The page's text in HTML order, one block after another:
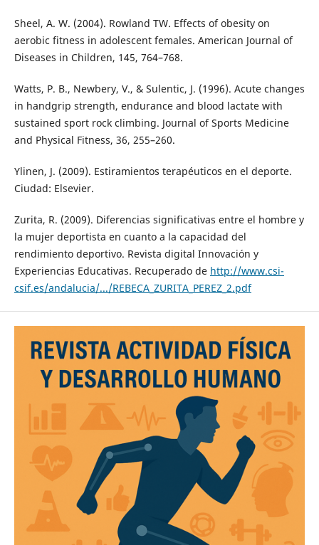
Sheel, A. W. (2004). Rowland TW. Effects of obesity on
aerobic fitness in adolescent females. American Journal of
Diseases in Children, 145, 764–768.
Watts, P. B., Newbery, V., & Sulentic, J. (1996). Acute changes
in handgrip strength, endurance and blood lactate with
sustained sport rock climbing. Journal of Sports Medicine
and Physical Fitness, 36, 255–260.
Ylinen, J. (2009). Estiramientos terapéuticos en el deporte.
Ciudad: Elsevier.
Zurita, R. (2009). Diferencias significativas entre el hombre y
la mujer deportista en cuanto a la capacidad del
rendimiento deportivo. Revista digital Innovación y
Experiencias Educativas. Recuperado de http://www.csi-
csif.es/andalucia/.../REBECA_ZURITA_PEREZ_2.pdf